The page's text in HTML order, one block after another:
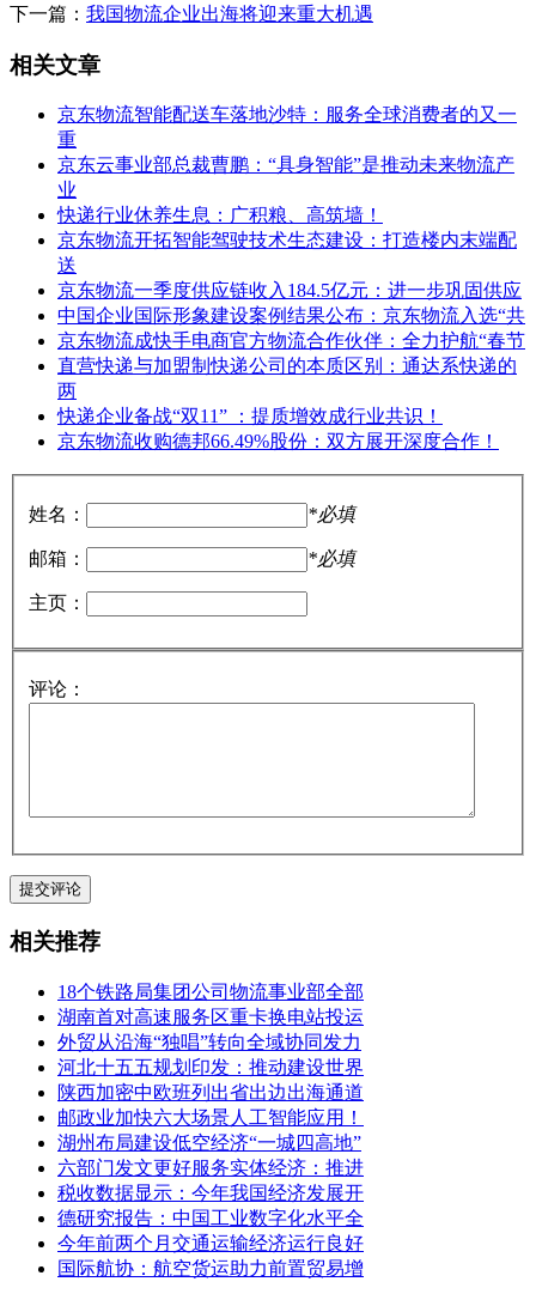
下一篇： 我国物流企业出海将迎来重大机遇
相关文章
京东物流智能配送车落地沙特：服务全球消费者的又一
重
京东云事业部总裁曹鹏：“具身智能”是推动未来物流产
业
快递行业休养生息：广积粮、高筑墙！
京东物流开拓智能驾驶技术生态建设：打造楼内末端配
送
京东物流一季度供应链收入184.5亿元：进一步巩固供应
中国企业国际形象建设案例结果公布：京东物流入选“共
京东物流成快手电商官方物流合作伙伴：全力护航“春节
直营快递与加盟制快递公司的本质区别：通达系快递的
两
快递企业备战“双11” ：提质增效成行业共识！
京东物流收购德邦66.49%股份：双方展开深度合作！
姓名： *必填
邮箱： *必填
主页：
评论：
相关推荐
18个铁路局集团公司物流事业部全部
湖南首对高速服务区重卡换电站投运
外贸从沿海“独唱”转向全域协同发力
河北十五五规划印发：推动建设世界
陕西加密中欧班列出省出边出海通道
邮政业加快六大场景人工智能应用！
湖州布局建设低空经济“一城四高地”
六部门发文更好服务实体经济：推进
税收数据显示：今年我国经济发展开
德研究报告：中国工业数字化水平全
今年前两个月交通运输经济运行良好
国际航协：航空货运助力前置贸易增